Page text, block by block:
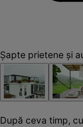
Şapte prietene şi
După ceva timp,